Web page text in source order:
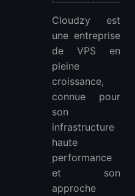
Cloudzy est
une entreprise
de VPS en
pleine
croissance,
connue pour
son
infrastructure
haute
performance
et son
approche